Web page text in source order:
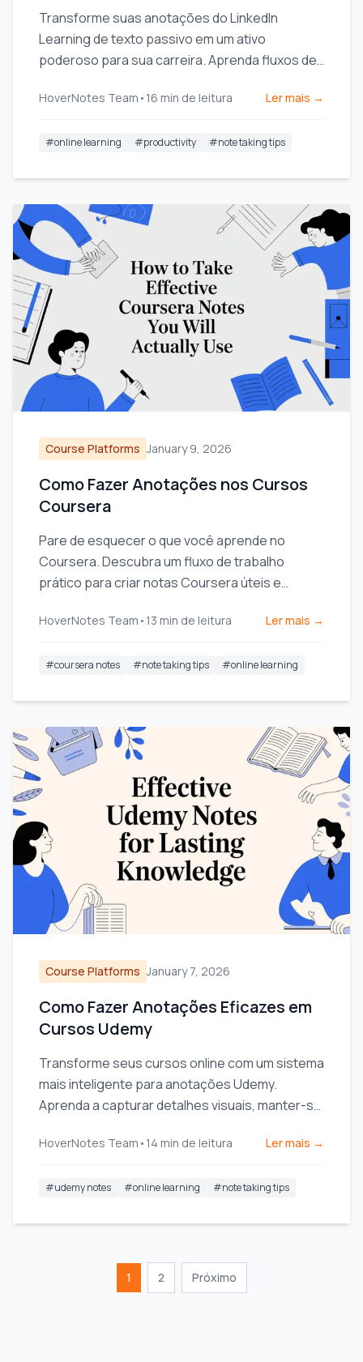
Transforme suas anotações do LinkedIn
Learning de texto passivo em um ativo
poderoso para sua carreira. Aprenda fluxos de
utilizar seu conhecimento.
HoverNotes Team • 16 min de leitura Ler mais →
#online learning #productivity #note taking tips
Course Platforms January 9, 2026
Como Fazer Anotações nos Cursos
Coursera
Pare de esquecer o que você aprende no
Coursera. Descubra um fluxo de trabalho
prático para criar notas Coursera úteis e
prazo.
HoverNotes Team • 13 min de leitura Ler mais →
#coursera notes #note taking tips #online learning
Course Platforms January 7, 2026
Como Fazer Anotações Eficazes em
Cursos Udemy
Transforme seus cursos online com um sistema
mais inteligente para anotações Udemy.
Aprenda a capturar detalhes visuais, manter-se
assiste.
HoverNotes Team • 14 min de leitura Ler mais →
#udemy notes #online learning #note taking tips
1 2 Próximo